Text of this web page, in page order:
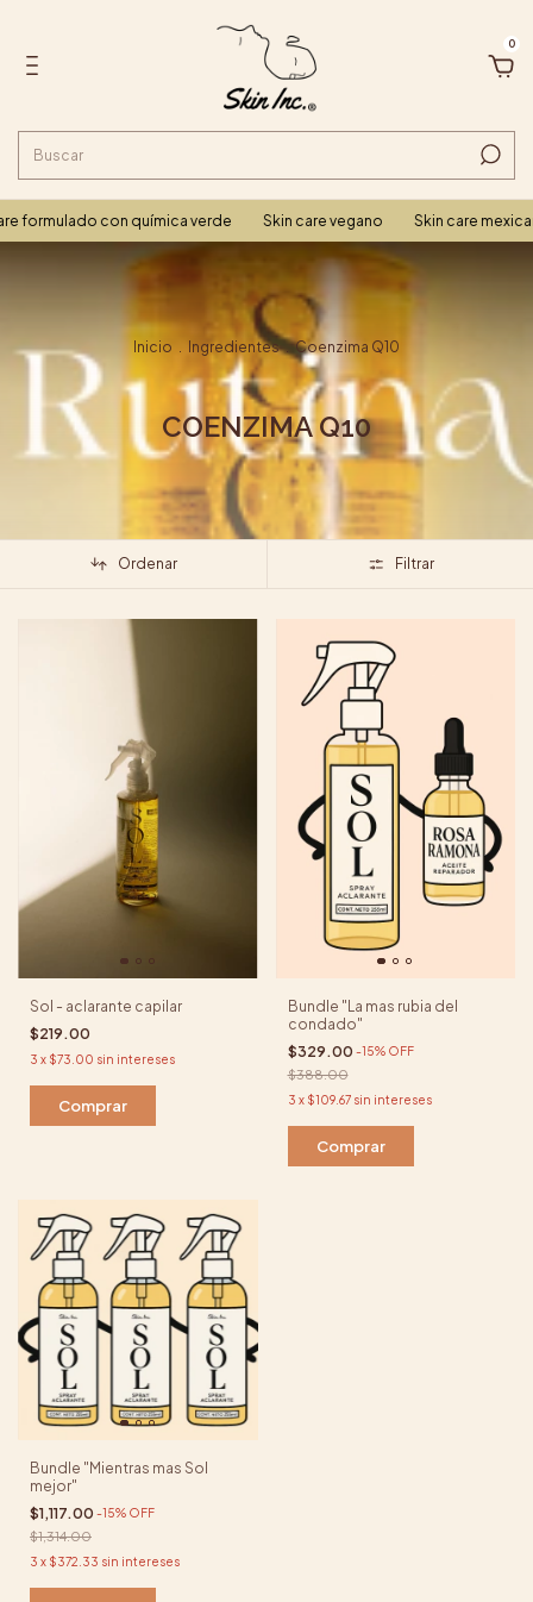
0
formulado con química verde Skin care vegano Skin care
Inicio Ingredientes . Coenzima Q10
COENZIMA Q10
Ordenar Filtrar
Sol - aclarante capilar
$219.00
3 x $73.00 sin intereses
Comprar
Bundle "La mas rubia del
condado"
$329.00 -15% OFF
$388.00
3 x $109.67 sin intereses
Bundle "Mientras mas Sol
mejor"
$1,117.00 -15% OFF
$1,314.00
3 x $372.33 sin intereses